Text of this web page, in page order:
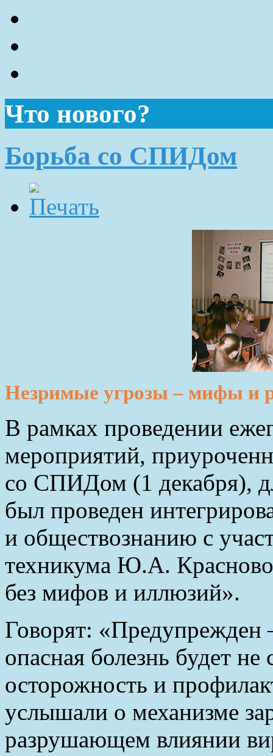
Что нового?
Борьба со СПИДом
Незримые угрозы – мифы и
В рамках проведении
мероприятий,
со СПИДом (1 декабря),
был проведен
и обществознанию с
техникума Ю.А.
без мифов и иллюзий».
Говорят: «Предупрежден
опасная болезнь будет
осторожность и
услышали о механизме
разрушающем влиянии